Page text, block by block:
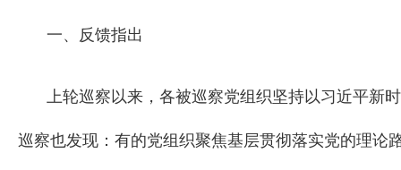
一、反馈指出
上轮巡察以来，各被巡察党组织坚持以习近平新
巡察也发现：有的党组织聚焦基层贯彻落实党的理论